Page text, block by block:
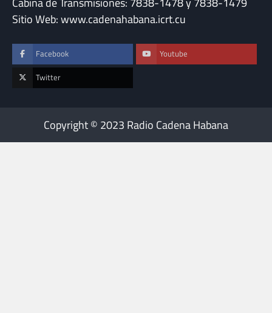
Sitio Web: www.cadenahabana.icrt.cu
Facebook Youtube
Twitter